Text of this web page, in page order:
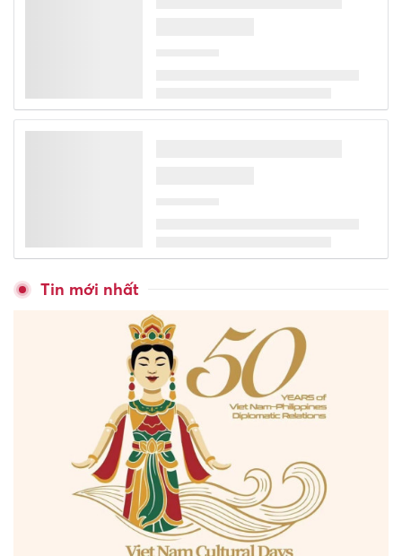
Tin mới nhất